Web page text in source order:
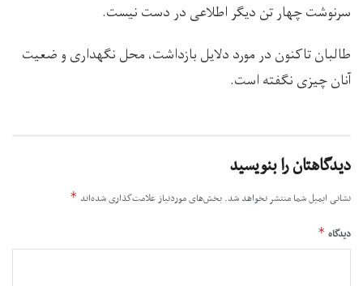
سرنوشت چهار تن دیگر اطلاعی در دست نیست.
طالبان تاکنون در مورد دلایل بازداشت، محل نگهداری و ضعیت
آنان چیزی نگفته‌ است.
دیدگاهتان را بنویسید
نشانی ایمیل شما منتشر نخواهد شد. بخش‌های موردنیاز علامت‌گذاری شده‌اند *
دیدگاه *